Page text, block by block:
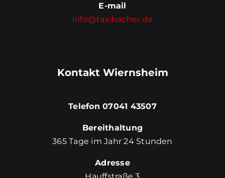
E-mail
info@taxibacher.de
Kontakt Wiernsheim
Telefon 07041 43507
Bereithaltung
365 Tage im Jahr 24 Stunden
Adresse
Hauffstraße 3